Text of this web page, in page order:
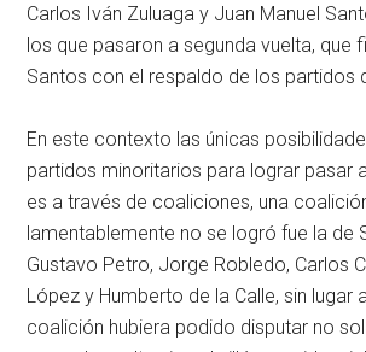
Carlos Iván Zuluaga y Juan Manuel
los que pasaron a segunda vuelta, que
Santos con el respaldo de los partidos
En este contexto las únicas
partidos minoritarios para lograr pasar
es a través de coaliciones, una
lamentablemente no se logró fue la de
Gustavo Petro, Jorge Robledo, Carlos
López y Humberto de la Calle, sin lugar
coalición hubiera podido disputar no